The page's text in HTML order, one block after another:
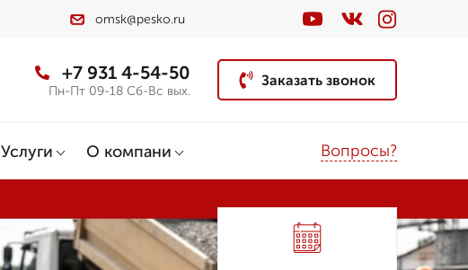
omsk@pesko.ru
+7 931 4-54-50
Пн-Пт 09-18 Сб-Вс вых.
Заказать звонок
Услуги О компани Вопросы?